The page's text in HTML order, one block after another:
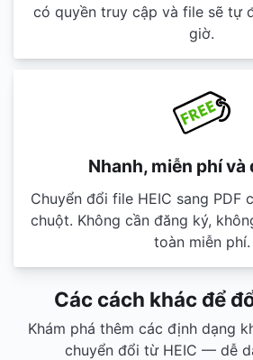
có quyền truy cập và file sẽ tự
giờ.
Nhanh, miễn phí và
Chuyển đổi file HEIC sang PDF
chuột. Không cần đăng ký,
toàn miễn phí.
Các cách khác để
Khám phá thêm các định dạng
chuyển đổi từ HEIC — dễ